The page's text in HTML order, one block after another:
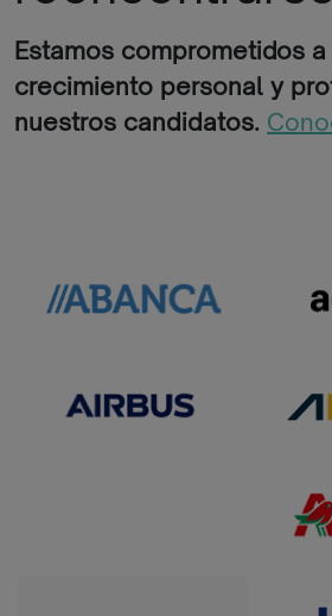
Estamos comprometidos
crecimiento personal y
nuestros candidatos.